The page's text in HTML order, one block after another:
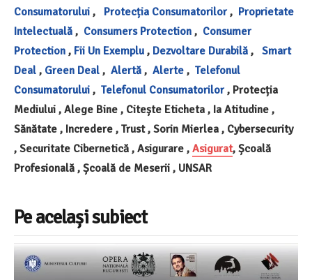
Consumatorului , Protecția Consumatorilor , Proprietate
Intelectuală , Consumers Protection , Consumer
Protection , Fii Un Exemplu , Dezvoltare Durabilă , Smart
Deal , Green Deal , Alertă , Alerte , Telefonul
Consumatorului , Telefonul Consumatorilor , Protecția
Mediului , Alege Bine , Citește Eticheta , Ia Atitudine ,
Sănătate , Incredere , Trust , Sorin Mierlea , Cybersecurity
, Securitate Cibernetică , Asigurare , Asigurat, Școală
Profesională , Școală de Meserii , UNSAR
Pe același subiect